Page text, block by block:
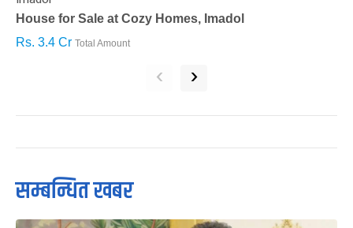
House for Sale at Cozy Homes, Imadol
Rs. 3.4 Cr Total Amount
‹ ›
सम्बन्धित खबर